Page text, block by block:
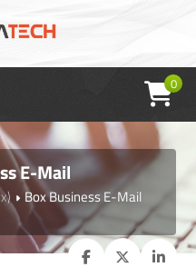
0
E-Mail
Box Business E-Mail